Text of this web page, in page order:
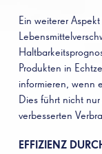
Ein weiterer
Produkten in
informieren, wenn
Dies führt nicht
verbesserten
EFFIZIENZ